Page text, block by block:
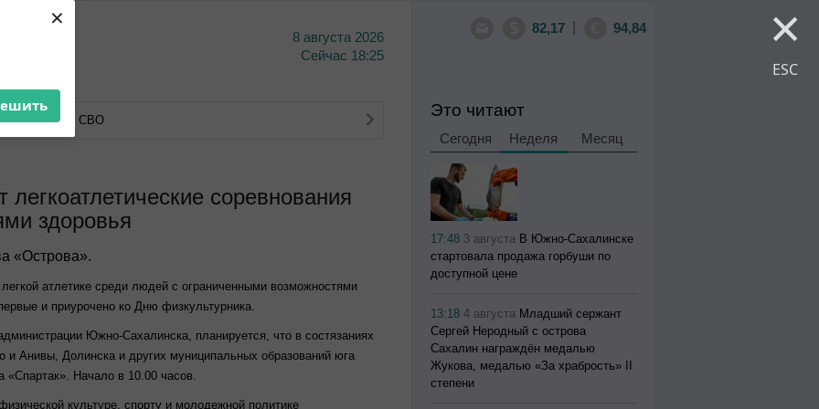
× ×
ESC
8 августа 2026
Сейчас 18:25
82,17 94,84
ветеранов СВО
соревнования
здоровья
«Острова».
атлетике среди людей с ограниченными возможностями
и приурочено ко Дню физкультурника.
Южно-Сахалинска, планируется, что в состязаниях
и Анивы, Долинска и других муниципальных образований юга
«Спартак». Начало в 10.00 часов.
культуре, спорту и молодежной политике
Это читают
Сегодня Неделя Месяц
17:48 3 августа В Южно-Сахалинске
стартовала продажа горбуши по
доступной цене
13:184 августа Младший сержант
Сергей Неродный с острова
Сахалин награждён медалью
Жукова, медалью «За храбрость» II
степени